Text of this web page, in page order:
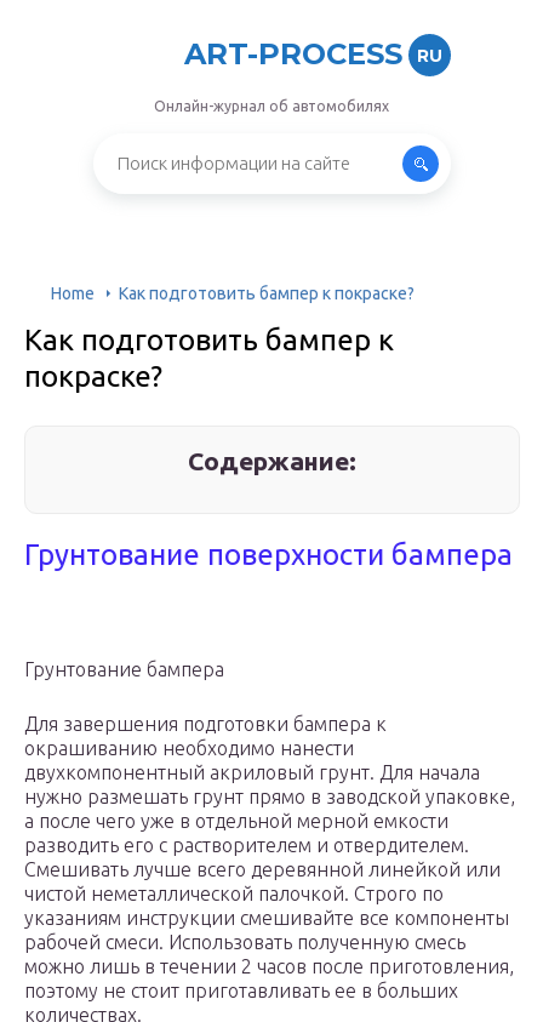
ART-PROCESS RU
Онлайн-журнал об автомобилях
Home Как подготовить бампер к покраске?
Как подготовить бампер к
покраске?
Содержание:
Грунтование поверхности бампера
Грунтование бампера
Для завершения подготовки бампера к
окрашиванию необходимо нанести
двухкомпонентный акриловый грунт. Для начала
нужно размешать грунт прямо в заводской упаковке,
а после чего уже в отдельной мерной емкости
разводить его с растворителем и отвердителем.
Смешивать лучше всего деревянной линейкой или
чистой неметаллической палочкой. Строго по
указаниям инструкции смешивайте все компоненты
рабочей смеси. Использовать полученную смесь
можно лишь в течении 2 часов после приготовления,
поэтому не стоит приготавливать ее в больших
количествах.